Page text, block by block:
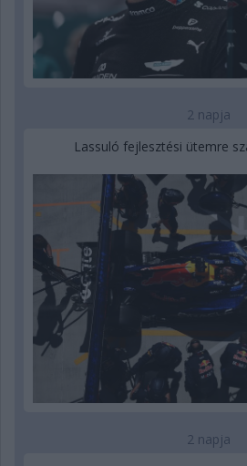
2 napja
Lassuló fejlesztési ütemre
2 napja